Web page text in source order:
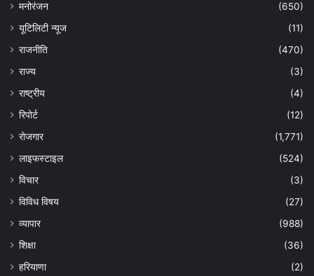
मनोरंजन
(650)
यूटिलिटी न्यूज
(11)
राजनीति
(470)
राज्य
(3)
राष्ट्रीय
(4)
रिपोर्ट
(12)
रोजगार
(1,771)
लाइफस्टाइल
(524)
विचार
(3)
विविध विषय
(27)
व्यापार
(988)
शिक्षा
(36)
हरियाणा
(2)